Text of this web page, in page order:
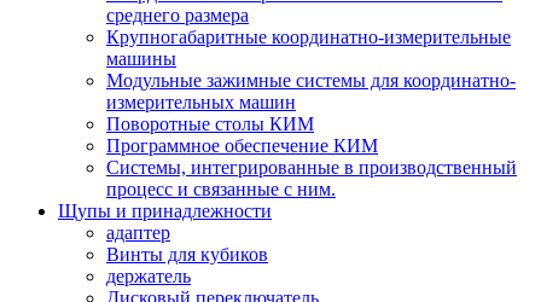
среднего размера
Крупногабаритные координатно-измерительные
машины
Модульные зажимные системы для координатно-
измерительных машин
Поворотные столы КИМ
Программное обеспечение КИМ
Системы, интегрированные в производственный
процесс и связанные с ним.
Щупы и принадлежности
адаптер
Винты для кубиков
держатель